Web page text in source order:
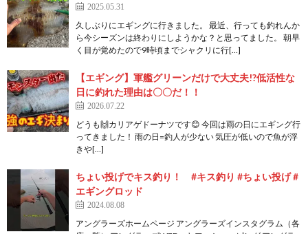
2025.05.31
久しぶりにエギングに行きました。 最近、行っても釣れんか
ら今シーズンは終わりにしようかな？と思ってました。 朝早
く目が覚めたので9時頃までシャクリに行[…]
【エギング】軍艦グリーンだけで大丈夫!?低活性な
日に釣れた理由は〇〇だ！！
2026.07.22
どうも🙌カリアゲドーナツです😊 今回は雨の日にエギング行
ってきました！ 雨の日=釣人が少ない 気圧が低いので魚が浮
きや[…]
ちょい投げでキス釣り！ #キス釣り #ちょい投げ #
エギングロッド
2024.08.08
アングラーズホームページ アングラーズインスタグラム（各